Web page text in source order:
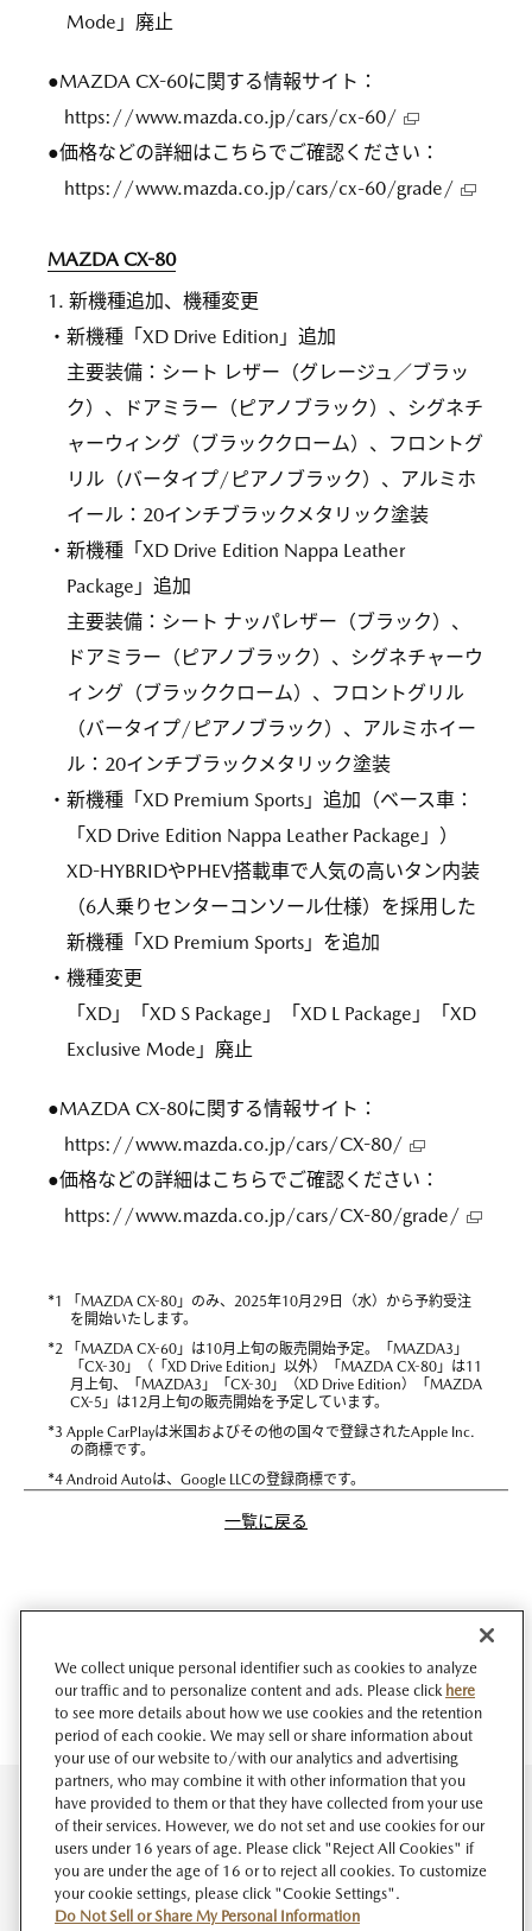
Mode」廃止
●MAZDA CX-60に関する情報サイト：
https://www.mazda.co.jp/cars/cx-60/
●価格などの詳細はこちらでご確認ください：
https://www.mazda.co.jp/cars/cx-60/grade/
MAZDA CX-80
1. 新機種追加、機種変更
・新機種「XD Drive Edition」追加
主要装備：シート レザー（グレージュ／ブラッ
ク）、ドアミラー（ピアノブラック）、シグネチ
ャーウィング（ブラッククローム）、フロントグ
リル（バータイプ/ピアノブラック）、アルミホ
イール：20インチブラックメタリック塗装
・新機種「XD Drive Edition Nappa Leather
Package」追加
主要装備：シート ナッパレザー（ブラック）、
ドアミラー（ピアノブラック）、シグネチャーウ
ィング（ブラッククローム）、フロントグリル
（バータイプ/ピアノブラック）、アルミホイー
ル：20インチブラックメタリック塗装
・新機種「XD Premium Sports」追加（ベース車：
「XD Drive Edition Nappa Leather Package」）
XD-HYBRIDやPHEV搭載車で人気の高いタン内装
（6人乗りセンターコンソール仕様）を採用した
新機種「XD Premium Sports」を追加
・機種変更
「XD」「XD S Package」「XD L Package」「XD
Exclusive Mode」廃止
●MAZDA CX-80に関する情報サイト：
https://www.mazda.co.jp/cars/CX-80/
●価格などの詳細はこちらでご確認ください：
https://www.mazda.co.jp/cars/CX-80/grade/
*1 「MAZDA CX-80」のみ、2025年10月29日（水）から予約受注
を開始いたします。
*2 「MAZDA CX-60」は10月上旬の販売開始予定。「MAZDA3」
「CX-30」（「XD Drive Edition」以外）「MAZDA CX-80」は11
月上旬、「MAZDA3」「CX-30」（XD Drive Edition）「MAZDA
CX-5」は12月上旬の販売開始を予定しています。
*3 Apple CarPlayは米国およびその他の国々で登録されたApple Inc.
の商標です。
*4 Android Autoは、Google LLCの登録商標です。
一覧に戻る
We collect unique personal identifier such as cookies to analyze
our traffic and to personalize content and ads. Please click here
to see more details about how we use cookies and the retention
period of each cookie. We may sell or share information about
your use of our website to/with our analytics and advertising
partners, who may combine it with other information that you
have provided to them or that they have collected from your use
of their services. However, we do not set and use cookies for our
users under 16 years of age. Please click "Reject All Cookies" if
you are under the age of 16 or to reject all cookies. To customize
your cookie settings, please click "Cookie Settings".
Do Not Sell or Share My Personal Information